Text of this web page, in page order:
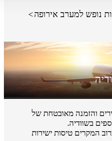
נופש למערב אירופה
והזמנה מאובטחת של
בשוודיה.
המקרים טיסות ישירות